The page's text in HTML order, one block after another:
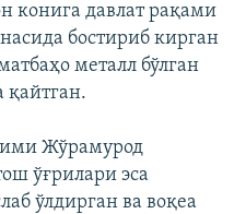
конига давлат рақами
бостириб кирган
металл бўлган
қайтган.
Жўрамурод
ўғрилари эса
ўлдирган ва воқеа